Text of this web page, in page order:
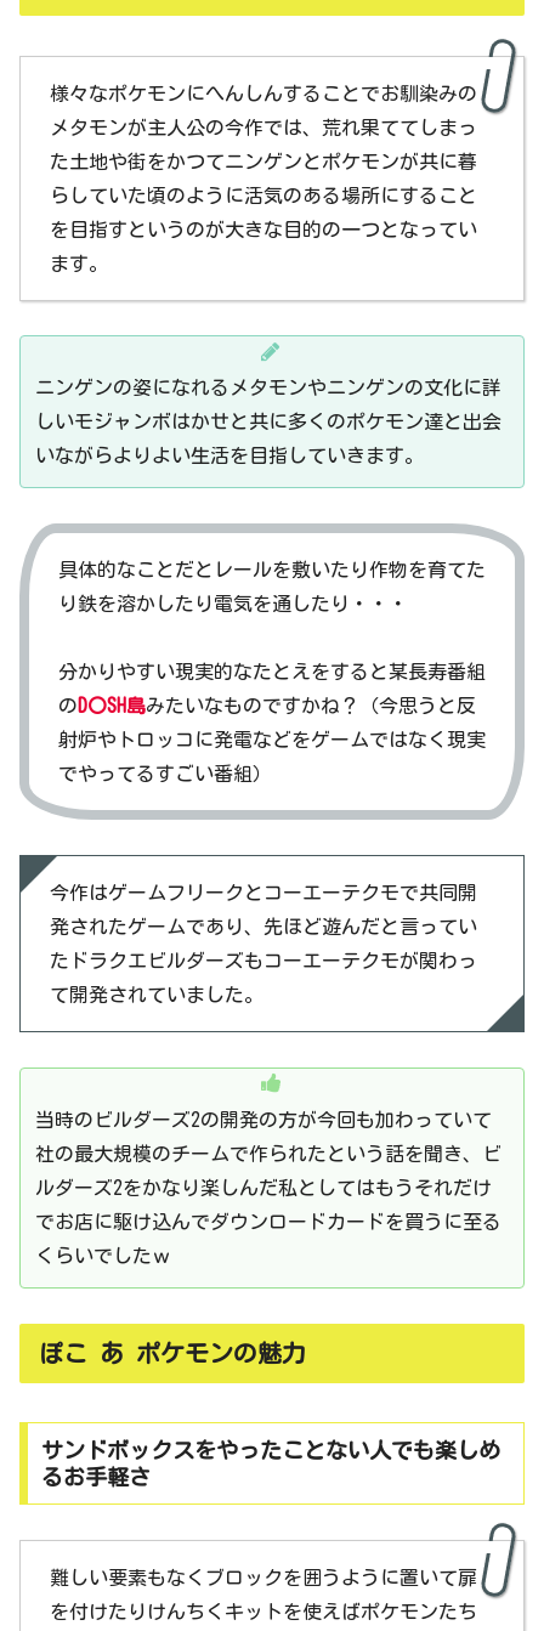
様々なポケモンにへんしんすることでお馴染みの
メタモンが主人公の今作では、荒れ果ててしまっ
た土地や街をかつてニンゲンとポケモンが共に暮
らしていた頃のように活気のある場所にすること
を目指すというのが大きな目的の一つとなってい
ます。
ニンゲンの姿になれるメタモンやニンゲンの文化に詳
しいモジャンボはかせと共に多くのポケモン達と出会
いながらよりよい生活を目指していきます。
具体的なことだとレールを敷いたり作物を育てた
り鉄を溶かしたり電気を通したり・・・
分かりやすい現実的なたとえをすると某長寿番組
のD〇SH島みたいなものですかね？（今思うと反
射炉やトロッコに発電などをゲームではなく現実
でやってるすごい番組）
今作はゲームフリークとコーエーテクモで共同開
発されたゲームであり、先ほど遊んだと言ってい
たドラクエビルダーズもコーエーテクモが関わっ
て開発されていました。
当時のビルダーズ2の開発の方が今回も加わっていて
社の最大規模のチームで作られたという話を聞き、ビ
ルダーズ2をかなり楽しんだ私としてはもうそれだけ
でお店に駆け込んでダウンロードカードを買うに至る
くらいでしたｗ
ぽこ あ ポケモンの魅力
サンドボックスをやったことない人でも楽しめ
るお手軽さ
難しい要素もなくブロックを囲うように置いて扉
を付けたりけんちくキットを使えばポケモンたち